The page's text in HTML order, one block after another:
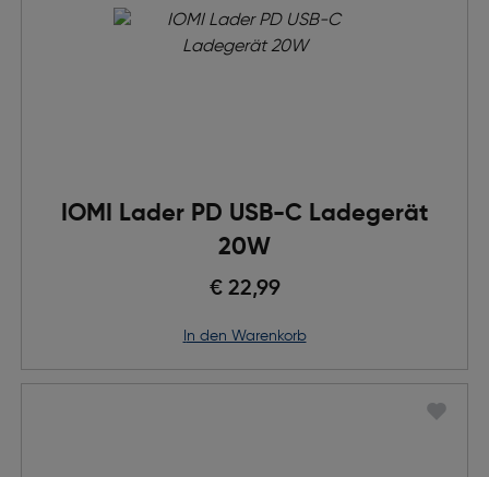
IOMI Lader PD USB-C Ladegerät
20W
€ 22,99
in den Warenkorb